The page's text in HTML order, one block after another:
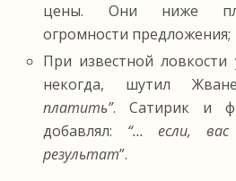
цены. Они ниже
огромности предложения;
При известной
некогда, шутил
платить”. Сатирик и
добавлял: “… если,
результат”.